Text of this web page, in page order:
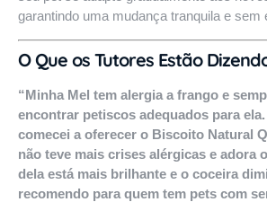
garantindo uma mudança tranquila e sem
O Que os Tutores Estão
“Minha Mel tem alergia a frango e
encontrar petiscos adequados para
comecei a oferecer o Biscoito Natural
não teve mais crises alérgicas e adora
dela está mais brilhante e o coceira
recomendo para quem tem pets com